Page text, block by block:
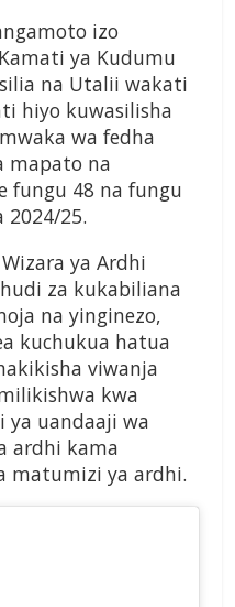
izo
ya Kudumu
na Utalii wakati
hiyo kuwasilisha
wa fedha
mapato na
fungu 48 na fungu
2024/25.
ya Ardhi
za kukabiliana
na yinginezo,
kuchukua hatua
viwanja
kwa
ya uandaaji wa
ardhi kama
matumizi ya ardhi.